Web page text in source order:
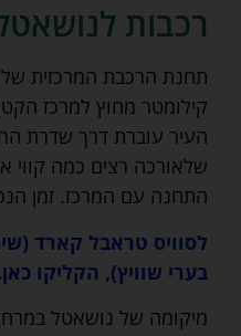
רכבות לנושאטל
תחנת הרכבת המרכזית
קילומטר מחוץ למרכז
שלאורכה רצים כמה קווי
התחנה עם המרכז. זמן
לסוויס טראבל קארד
בערי שוויץ), הקליקו
מיקומה של נושאטל